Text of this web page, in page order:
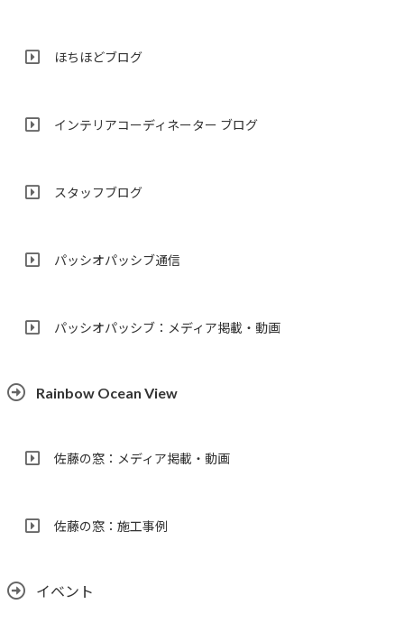
ほちほどブログ
インテリアコーディネーター ブログ
スタッフブログ
パッシオパッシブ通信
パッシオパッシブ：メディア掲載・動画
Rainbow Ocean View
佐藤の窓：メディア掲載・動画
佐藤の窓：施工事例
イベント